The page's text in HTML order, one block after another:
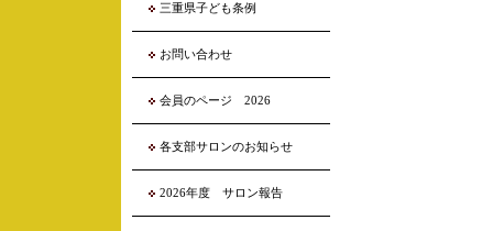
三重県子ども条例
お問い合わせ
会員のページ 2026
各支部サロンのお知らせ
2026年度 サロン報告